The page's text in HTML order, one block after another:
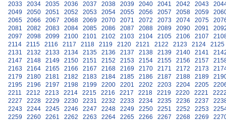
2033
2034 2035 2036 2037 2038 2039 2040 2041 2042 2043
2049
2050 2051 2052 2053 2054 2055 2056 2057 2058 2059
2065
2066 2067 2068 2069 2070 2071 2072 2073 2074 2075
2081
2082 2083 2084 2085 2086 2087 2088 2089 2090 2091
2097
2098 2099 2100 2101 2102 2103 2104 2105 2106 2107
2114
2115 2116 2117 2118 2119 2120 2121 2122 2123 2124
2125
2131
2132 2133 2134 2135 2136 2137 2138 2139 2140 2141
2147
2148 2149 2150 2151 2152 2153 2154 2155 2156 2157
2163
2164 2165 2166 2167 2168 2169 2170 2171 2172 2173
2179
2180 2181 2182 2183 2184 2185 2186 2187 2188 2189
2195
2196 2197 2198 2199 2200 2201 2202 2203 2204 2205
2211
2212 2213 2214 2215 2216 2217 2218 2219 2220 2221
2227
2228 2229 2230 2231 2232 2233 2234 2235 2236 2237
2243
2244 2245 2246 2247 2248 2249 2250 2251 2252 2253
2259
2260 2261 2262 2263 2264 2265 2266 2267 2268 2269